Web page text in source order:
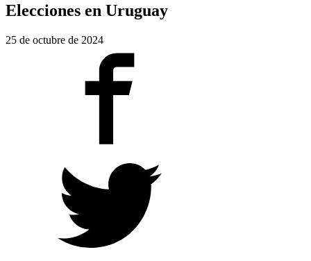
Elecciones en Uruguay
25 de octubre de 2024